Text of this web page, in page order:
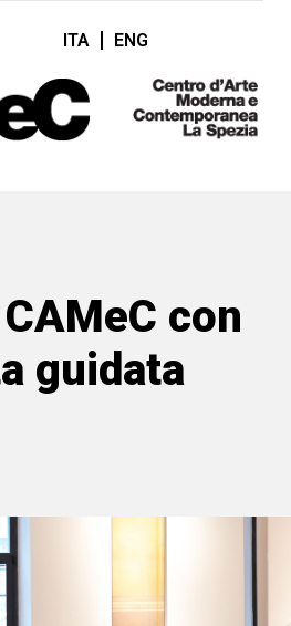
ITA ENG
con
guidata